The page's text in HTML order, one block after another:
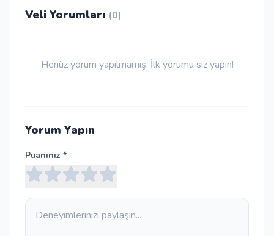
Veli Yorumları (0)
Henüz yorum yapılmamış. İlk yorumu siz yapın!
Yorum Yapın
Puanınız *